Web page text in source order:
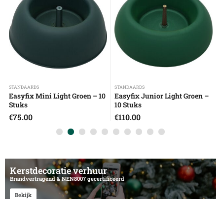
STANDAARDS
Easyfix Mini Light Groen – 10
Stuks
€75.00
STANDAARDS
Easyfix Junior Light Groen –
10 Stuks
€110.00
Kerstdecoratie verhuur
Brandvertragend & NEN8007 gecertificeerd
Bekijk